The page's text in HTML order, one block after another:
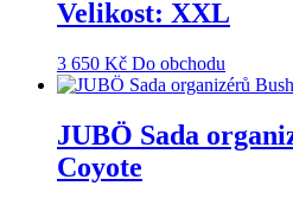
Velikost: XXL
3 650 Kč Do obchodu
JUBÖ Sada
Coyote